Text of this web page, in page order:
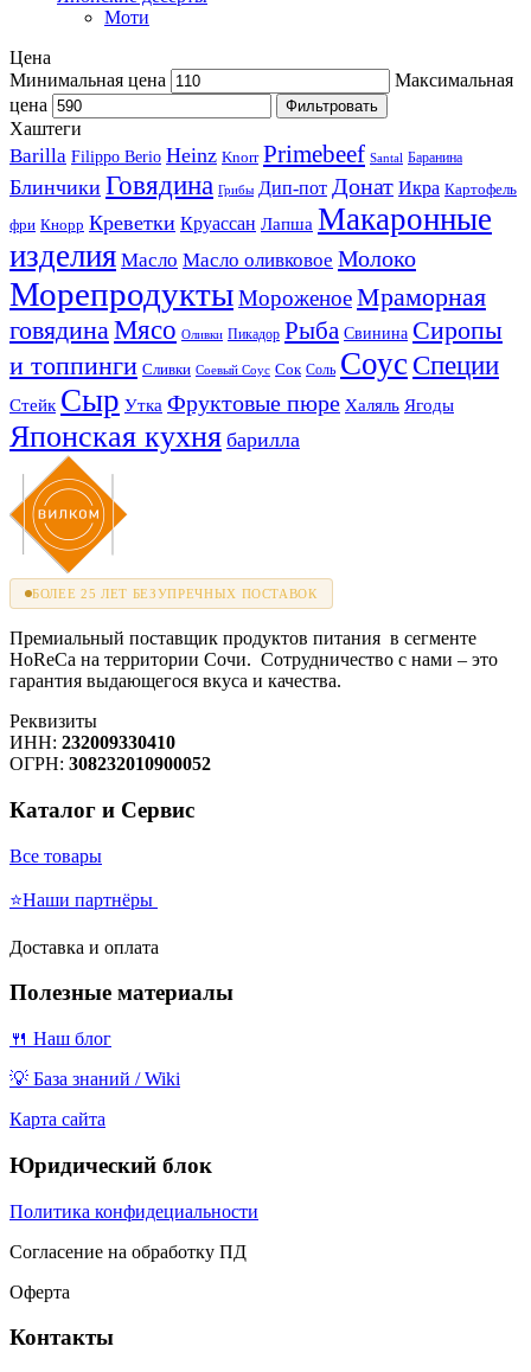
Моти
Цена
Минимальная цена
Максимальная
цена
Фильтровать
Хаштеги
Barilla Filippo Berio Heinz Knorr Primebeef Santal Баранина
Блинчики Говядина Грибы Дип-пот Донат Икра Картофель
фри Кнорр Креветки Круассан Лапша Макаронные
изделия Масло Масло оливковое Молоко
МорепродуктыМороженоеМраморная
говядинаМясо Оливки Пикадор Рыба Свинина Сиропы
и топпинги Сливки Соевый Соус Сок Соль Соус Специи
Стейк Сыр Утка Фруктовые пюре Халяль Ягоды
Японская кухня барилла
БОЛЕЕ 25 ЛЕТ БЕЗУПРЕЧНЫХ ПОСТАВОК
Премиальный поставщик продуктов питания в сегменте
HoReCa на территории Сочи. Сотрудничество с нами – это
гарантия выдающегося вкуса и качества.
Реквизиты
ИНН: 232009330410
ОГРН: 308232010900052
Каталог и Сервис
Все товары
⭐Наши партнёры
Доставка и оплата
Полезные материалы
🍴 Наш блог
💡 База знаний / Wiki
Карта сайта
Юридический блок
Политика конфидециальности
Согласение на обработку ПД
Оферта
Контакты